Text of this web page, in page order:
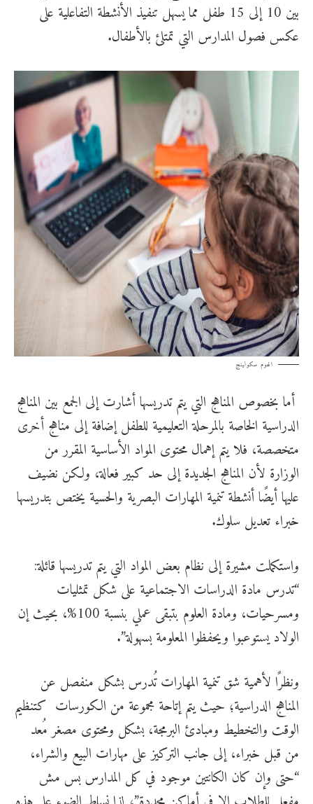
بين 10 إلى 15 طفل مما يسهل تنفيذ الأنشطة التفاعلية على
عكس فصول المدارس التي تمتلئ بالأطفال.
الهوم سكولينج
أما بخصوص المناهج التي يتم تدريسها أشارت إلى الجمع بين المناهج
الدراسية الخاصة بالمرحلة التعليمية للطفل إضافة إلى مناهج أخرى
متخصصة، فلا يتم إهمال محتوى المواد الأساسية المقرر من
الوزارة لأن المناهج الجديدة إلى حد كبير فعالة، ولكن نضيف
عليها أيضًا أنشطة تنمية المهارات البصرية والحسية يختص بتدريسها
خبراء تعديل سلوك.
واستكملت مشيرة إلى نظام بعض المواد التي يتم تدريسها قائلة:
“تدرس مادة الدراسات الاجتماعية على شكل تمثليات
ومسرحيات، ومادة العلوم بتبقى عملي بنسبة 100%، بحيث إن
الولاد يستوعبوا ويحفظوا المعلومة بسهولة”.
ونظرًا لأهمية شق تنمية المهارات تُدرس بشكل منفصل عن
المناهج الدراسية؛ حيث يتم إتاحة مجموعة من الكورسات كتنظيم
الوقت والتخطيط ومبادئ البرمجة، بشكل ومحتوى مصغر مُعد
من قبل خبراء، إلى جانب التركيز على مهارات البيع والشراء،
“حتى وإن كان الكانتين موجود في كل المدارس بس مش